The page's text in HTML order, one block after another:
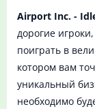
Airport Inc. -
дорогие
поиграть в
котором вам
уникальный
необходимо